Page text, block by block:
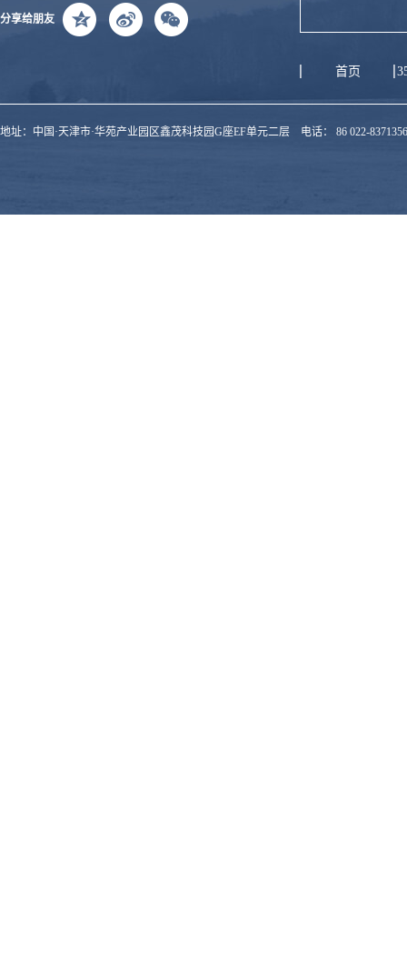
分享给朋友
首页
地址：中国·天津市·华苑产业园区鑫茂科技园G座EF单元二层 电话： 86 022-